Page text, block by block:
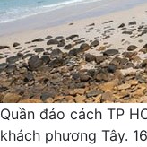
Quần đảo cách TP
khách phương Tây.